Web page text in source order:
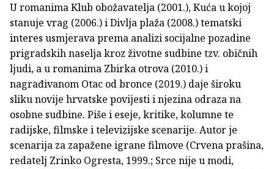
U romanima Klub obožavatelja (2001.), Kuća u kojoj
stanuje vrag (2006.) i Divlja plaža (2008.) tematski
interes usmjerava prema analizi socijalne pozadine
prigradskih naselja kroz životne sudbine tzv. običnih
ljudi, a u romanima Zbirka otrova (2010.) i
nagrađivanom Otac od bronce (2019.) daje široku
sliku novije hrvatske povijesti i njezina odraza na
osobne sudbine. Piše i eseje, kritike, kolumne te
radijske, filmske i televizijske scenarije. Autor je
scenarija za zapažene igrane filmove (Crvena prašina,
redatelj Zrinko Ogresta, 1999.; Srce nije u modi,